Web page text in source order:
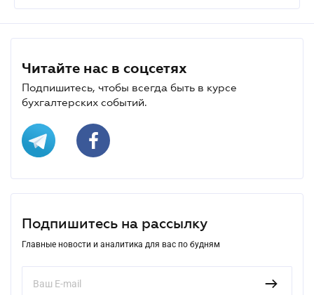
Читайте нас в соцсетях
Подпишитесь, чтобы всегда быть в курсе
бухгалтерских событий.
Подпишитесь на рассылку
Главные новости и аналитика для вас по будням